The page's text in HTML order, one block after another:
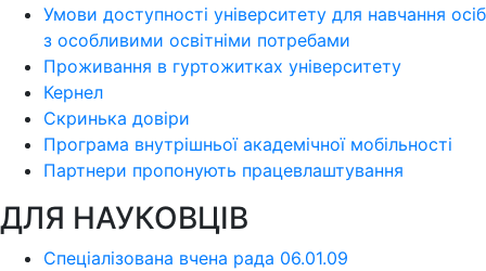
Умови доступності університету для навчання осіб
з особливими освітніми потребами
Проживання в гуртожитках університету
Кернел
Скринька довіри
Програма внутрішньої академічної мобільності
Партнери пропонують працевлаштування
ДЛЯ НАУКОВЦІВ
Спеціалізована вчена рада 06.01.09